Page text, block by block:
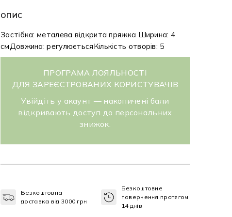
ОПИС
Застібка: металева відкрита пряжка Ширина: 4
смДовжина: регулюєтьсяКількість отворів: 5
ПРОГРАМА ЛОЯЛЬНОСТІ
ДЛЯ ЗАРЕЄСТРОВАНИХ КОРИСТУВАЧІВ
Увійдіть у акаунт — накопичені бали
відкривають доступ до персональних
знижок.
Безкоштовна
доставка від 3000 грн
Безкоштовне
повернення протягом
14 днів